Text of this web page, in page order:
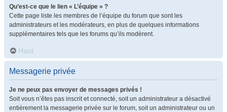
Qu’est-ce que le lien « L’équipe » ?
Cette page liste les membres de l’équipe du forum que sont les
administrateurs et les modérateurs, en plus de quelques informations
supplémentaires tels que les forums qu’ils modèrent.
Haut
Messagerie privée
Je ne peux pas envoyer de messages privés !
Soit vous n’êtes pas inscrit et connecté, soit un administrateur a désactivé
entièrement la messagerie privée sur le forum, soit un administrateur ou un